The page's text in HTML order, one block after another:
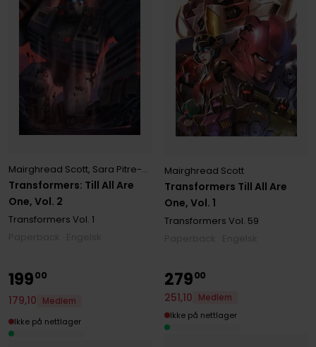
Transformers: Till All Are
One, Vol. 2
Mairghread Scott, Sara Pitre-Durocher
Transformers Vol. 1
Transformers Till All Are
One, Vol. 1
Mairghread Scott
Transformers Vol. 59
19900
179,10
Medlem
Ikke på nettlager
27900
251,10
Medlem
Ikke på nettlager